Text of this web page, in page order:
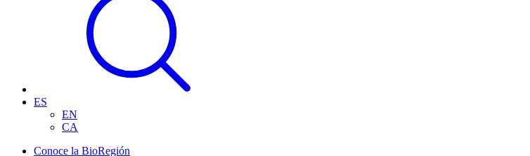
ES
EN
CA
Conoce la BioRegión